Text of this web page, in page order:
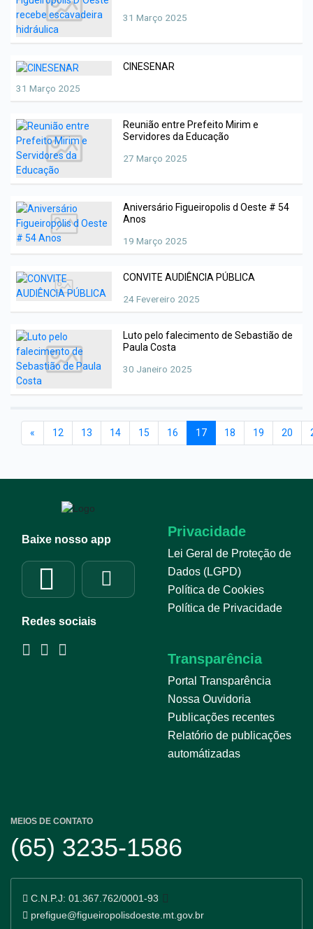
31 Março 2025
CINESENAR
31 Março 2025
Reunião entre Prefeito Mirim e
Servidores da Educação
27 Março 2025
Aniversário Figueiropolis d Oeste # 54
Anos
19 Março 2025
CONVITE AUDIÊNCIA PÚBLICA
24 Fevereiro 2025
Luto pelo falecimento de Sebastião de
Paula Costa
30 Janeiro 2025
« 12 13 14 15 16 17 18 19 20
Baixe nosso app
Redes sociais
Privacidade
Lei Geral de Proteção de
Dados (LGPD)
Política de Cookies
Política de Privacidade
Transparência
Portal Transparência
Nossa Ouvidoria
Publicações recentes
Relatório de publicações
automátizadas
MEIOS DE CONTATO
(65) 3235-1586
C.N.P.J: 01.367.762/0001-93
prefigue@figueiropolisdoeste.mt.gov.br